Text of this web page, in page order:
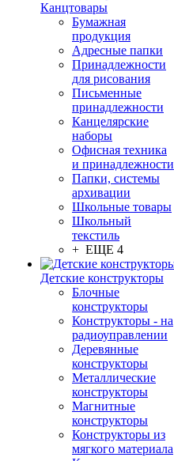
Канцтовары
Бумажная
продукция
Адресные папки
Принадлежности
для рисования
Письменные
принадлежности
Канцелярские
наборы
Офисная техника
и принадлежности
Папки, системы
архивации
Школьные товары
Школьный
текстиль
+ ЕЩЕ 4
Детские конструкторы
Блочные
конструкторы
Конструкторы - на
радиоуправлении
Деревянные
конструкторы
Металлические
конструкторы
Магнитные
конструкторы
Конструкторы из
мягкого материала